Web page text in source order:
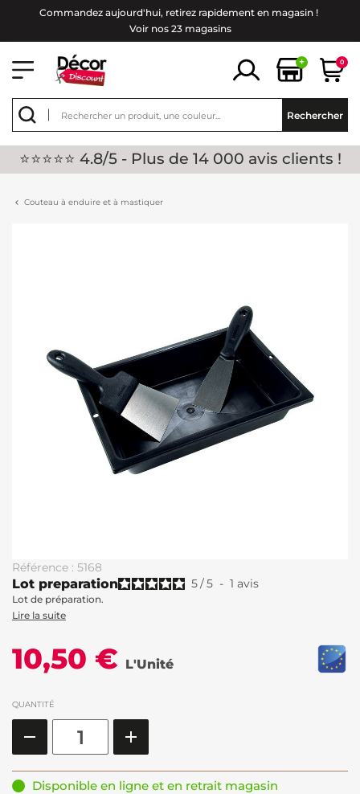
Commandez aujourd'hui, retirez rapidement en magasin !
Voir nos 23 magasins
+ 0
Rechercher
⭐⭐⭐⭐⭐ 4.8/5 - Plus de 14 000 avis clients !
Couteau à enduire et à mastiquer
Référence : 5168
Lot preparation 5/5 - 1 avis
Lot de préparation.
Lire la suite
10,50 € L'Unité
QUANTITÉ
Disponible en ligne et en retrait magasin